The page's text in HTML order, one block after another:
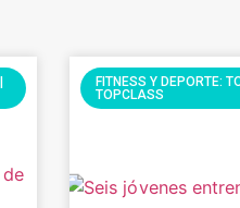
FITNESS Y DEPORTE:
TOPCLASS